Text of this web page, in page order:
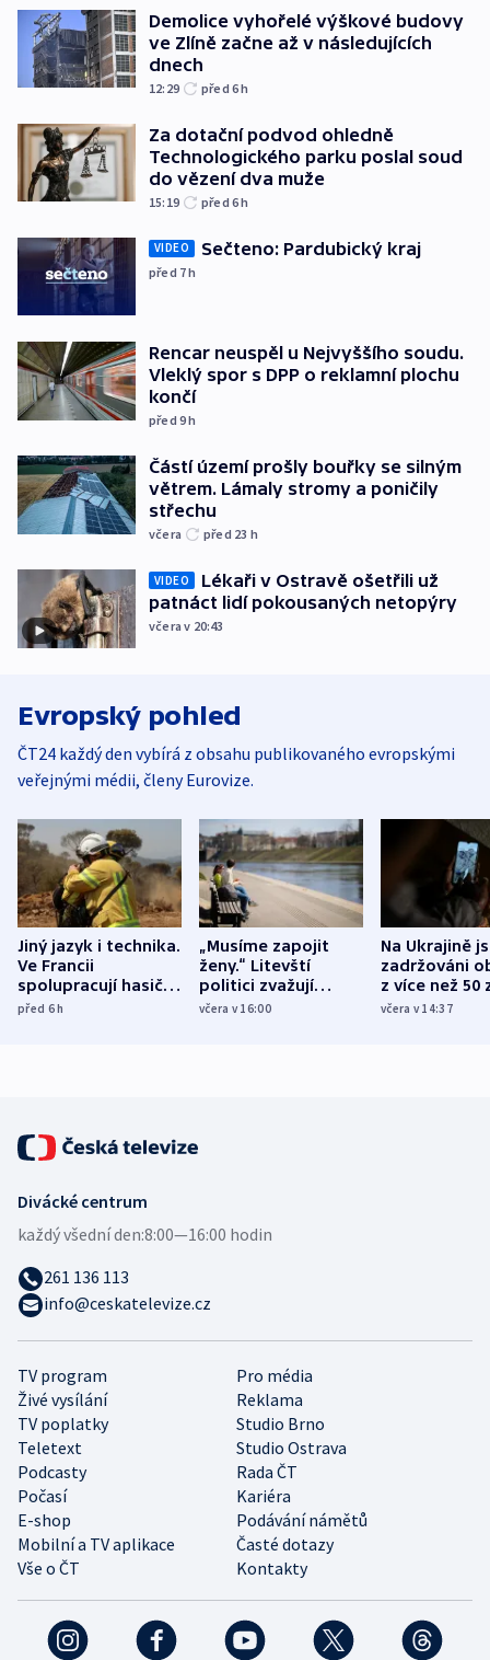
Demolice vyhořelé výškové budovy
ve Zlíně začne až v následujících
dnech
12:29 před 6h
Za dotační podvod ohledně
Technologického parku poslal soud
do vězení dva muže
15:19 před 6h
VIDEO Sečteno: Pardubický kraj
před 7h
Rencar neuspěl u Nejvyššího soudu.
Vleklý spor s DPP o reklamní plochu
končí
před 9h
Částí území prošly bouřky se silným
větrem. Lámaly stromy a poničily
střechu
včera před 23 h
VIDEO
Lékaři v Ostravě ošetřili už
patnáct lidí pokousaných netopýry
včera v 20:43
Evropský pohled
ČT24 každý den vybírá z obsahu publikovaného evropskými
veřejnými médii, členy Eurovize.
Jiný jazyk i technika.
Ve Francii
spolupracují hasiči z
různých zemí
před 6h
„Musíme zapojit
ženy.“ Litevští
politici zvažují
dohodu o
včera v 16:00
Na Ukrajině
zadržováni
z více než 50
Bojovali na
včera v 14:37
TV program
Pro média
Živé vysílání
Reklama
TV poplatky
Studio Brno
Teletext
Studio Ostrava
Podcasty
Rada ČT
Počasí
Kariéra
E-shop
Podávání námětů
Mobilní a TV aplikace
Časté dotazy
Vše o ČT
Kontakty
Divácké centrum
každý všední den:8:00—16:00 hodin
261 136 113
info@ceskatelevize.cz